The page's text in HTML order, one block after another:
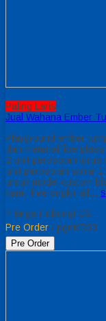
Paling Laris
Jual Wahana Ember
Playground ember
dan material
2 unit perosotan lurus
unit perosotan spiral 1
untuk model custom
kami. free ongkir all…
*Harga Hubungi CS
Pre Order / pgnKR03
Pre Order